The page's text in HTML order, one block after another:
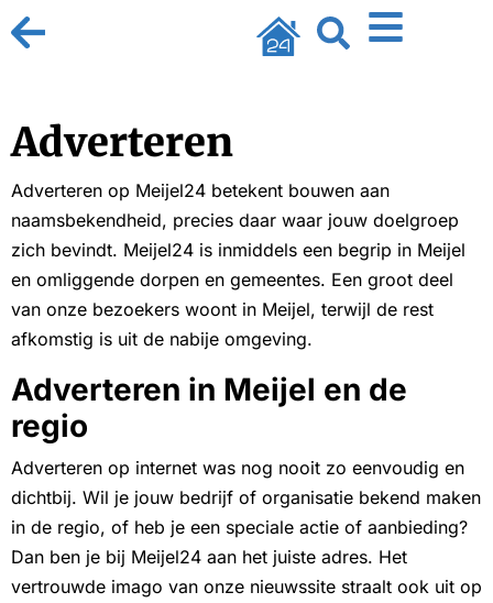
Adverteren
Adverteren op Meijel24 betekent bouwen aan
naamsbekendheid, precies daar waar jouw doelgroep
zich bevindt. Meijel24 is inmiddels een begrip in Meijel
en omliggende dorpen en gemeentes. Een groot deel
van onze bezoekers woont in Meijel, terwijl de rest
afkomstig is uit de nabije omgeving.
Adverteren in Meijel en de
regio
Adverteren op internet was nog nooit zo eenvoudig en
dichtbij. Wil je jouw bedrijf of organisatie bekend maken
in de regio, of heb je een speciale actie of aanbieding?
Dan ben je bij Meijel24 aan het juiste adres. Het
vertrouwde imago van onze nieuwssite straalt ook uit op